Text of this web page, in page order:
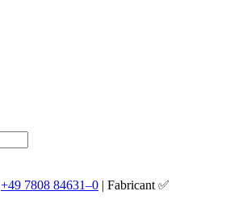
+49 7808 84631–0 | Fabricant ✅